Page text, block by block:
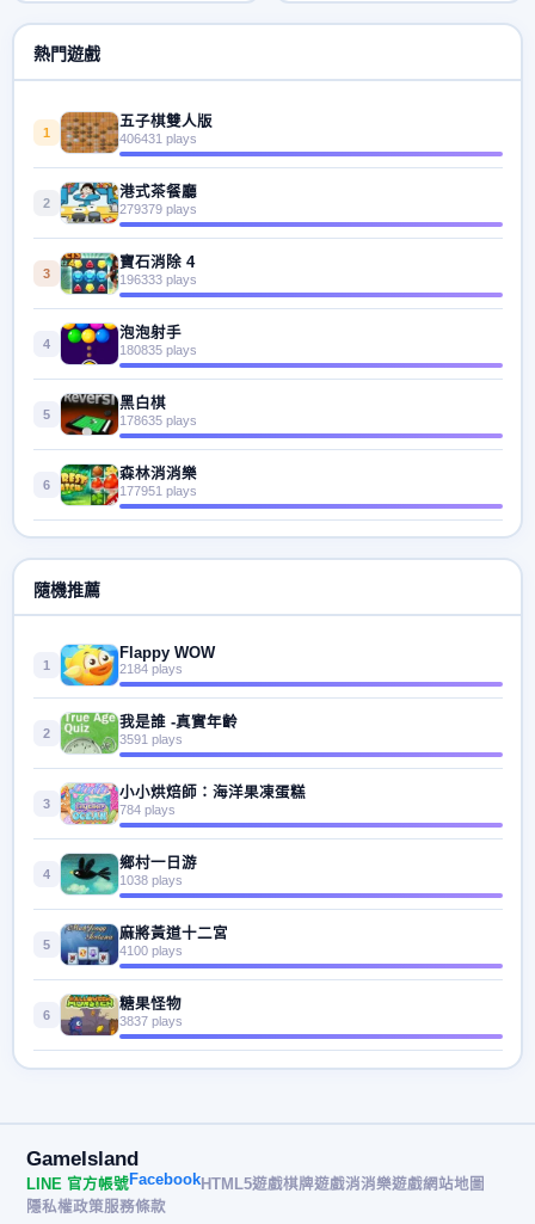
熱門遊戲
1
五子棋雙人版
406431 plays
2
港式茶餐廳
279379 plays
3
寶石消除 4
196333 plays
4
泡泡射手
180835 plays
5
黑白棋
178635 plays
6
森林消消樂
177951 plays
隨機推薦
1
Flappy WOW
2184 plays
2
我是誰 -真實年齡
3591 plays
3
小小烘焙師：海洋果凍蛋糕
784 plays
4
鄉村一日游
1038 plays
5
麻將黃道十二宮
4100 plays
6
糖果怪物
3837 plays
GameIsland
LINE 官方帳號FacebookHTML5遊戲棋牌遊戲消消樂遊戲網站地圖
隱私權政策服務條款